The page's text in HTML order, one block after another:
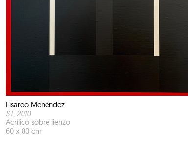
Lisardo Menéndez
ST, 2010
Acrílico sobre lienzo
60 x 80 cm